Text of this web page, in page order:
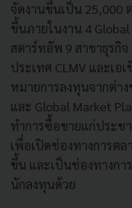
จัดงานขึ้นเป็น 25,000
ขึ้นภายในงาน 4
สตาร์ทอัพ 9 สาขาธุรกิ
ประเทศ CLMV และเอ
หมายการลงทุนจากต่าง
และ Global Market
ทำการซื้อขายแก่ประช
เพื่อเปิดช่องทางการต
ขึ้น และเป็นช่องทางกา
นักลงทุนด้วย